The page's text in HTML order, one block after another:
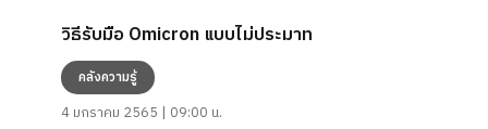
วิธีรับมือ Omicron แบบไม่ประมาท
คลังความรู้
4 มกราคม 2565 | 09:00 น.